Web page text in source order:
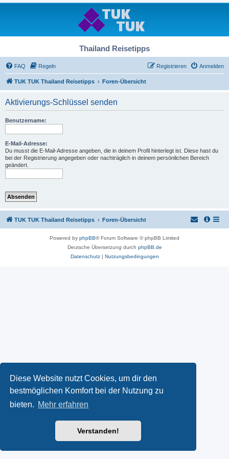
Diese Website nutzt Cookies, um dir den
bestmöglichen Komfort bei der Nutzung zu
bieten. Mehr erfahren
Verstanden!
Thailand Reisetipps
FAQ Regeln Anmelden
Registrieren
TUK TUK Thailand Reisetipps Foren-Übersicht
Aktivierungs-Schlüssel senden
Benutzername:
E-Mail-Adresse:
Du musst die E-Mail-Adresse angeben, die in deinem Profil hinterlegt ist. Diese hast du
bei der Registrierung angegeben oder nachträglich in deinem persönlichen Bereich
geändert.
TUK TUK Thailand Reisetipps Foren-Übersicht
Powered by phpBB® Forum Software © phpBB Limited
Deutsche Übersetzung durch phpBB.de
Datenschutz| Nutzungsbedingungen